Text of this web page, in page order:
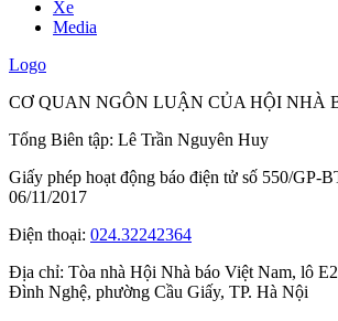
Xe
Media
Logo
CƠ QUAN NGÔN LUẬN CỦA HỘI NHÀ
Tổng Biên tập: Lê Trần Nguyên Huy
Giấy phép hoạt động báo điện tử số 550/GP-
06/11/2017
Điện thoại: 024.32242364
Địa chỉ: Tòa nhà Hội Nhà báo Việt Nam, lô
Đình Nghệ, phường Cầu Giấy, TP. Hà Nội